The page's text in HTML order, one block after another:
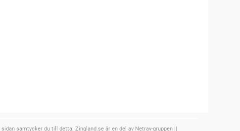
samtycker du till detta. Zingland.se är en del av Netray-gruppen ||